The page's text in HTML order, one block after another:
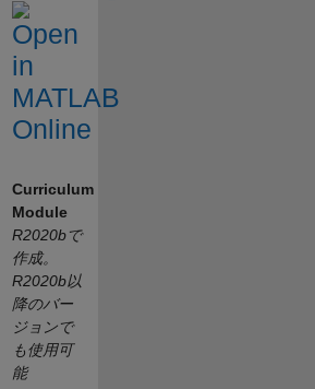
Curriculum
Module
R2020bで
作成。
R2020b以
降のバー
ジョンで
も使用可
能